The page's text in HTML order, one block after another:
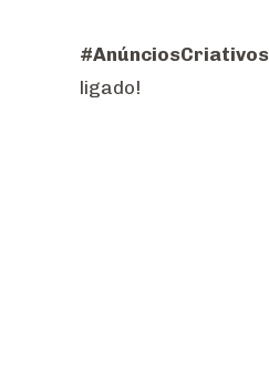
#AnúnciosCriativos
ligado!